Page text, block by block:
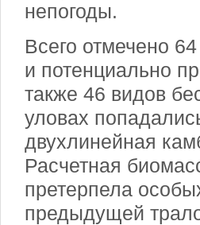
непогоды.
Всего отмечено
и потенциально
также 46 видов
уловах
двухлинейная
Расчетная
претерпела
предыдущей